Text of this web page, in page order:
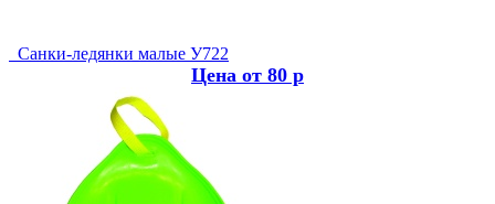
Санки-ледянки малые У722
Цена от 80 р